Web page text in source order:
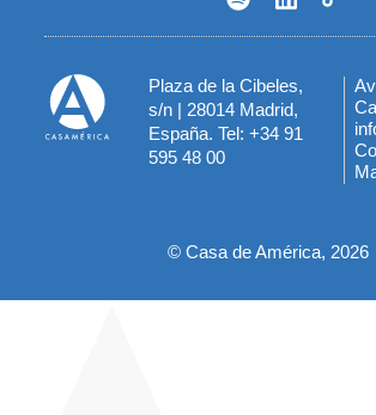
Plaza de la Cibeles,
s/n | 28014 Madrid,
España. Tel: +34 91
595 48 00
© Casa de América, 2026